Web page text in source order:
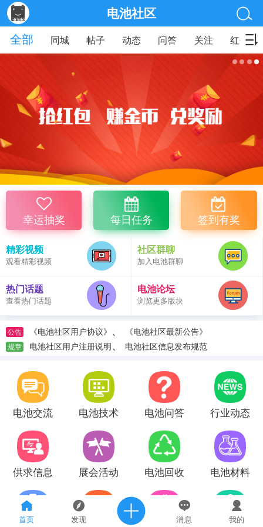
首页 发现 消息 我的
电池社区
全部
同城 帖子 动态 问答 关注 红包
幸运抽奖 每日任务 签到有奖
精彩视频
观看精彩视频
社区群聊
加入电池群聊
热门话题
查看热门话题
电池论坛
浏览更多版块
公告 《电池社区用户协议》 、 《电池社区最新公告》
规章 电池社区用户注册说明、 电池社区信息发布规范
电池交流 电池技术 电池问答 行业动态
供求信息 展会活动 电池回收 电池材料